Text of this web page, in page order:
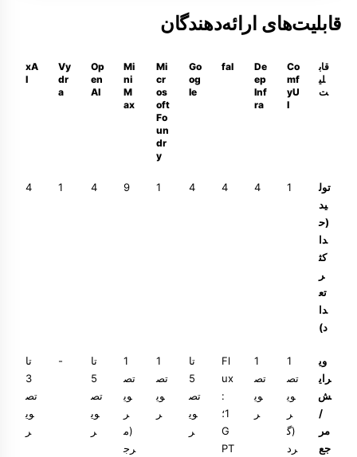
قابلیت‌های ارائه‌دهندگان
قاب
لی
ت
Co
mf
yU
I
De
ep
Inf
ra
fal
Go
og
le
Mi
cr
os
oft
Fo
un
dr
y
Mi
ni
M
ax
Op
en
AI
Vy
dr
a
xA
I
تول
ید
(ح
دا
کث
ر
تع
دا
د)
1
4
4
4
1
9
4
1
4
وی
رای
ش
/
مر
جع
1
تص
وی
ر
(گ
رد
1
تص
وی
ر
Fl
ux
:
1؛
G
PT
تا
5
تص
وی
ر
1
تص
وی
ر
1
تص
وی
ر
(م
رج
تا
5
تص
وی
ر
-
تا
3
تص
وی
ر